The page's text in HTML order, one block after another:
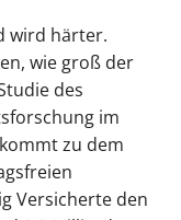
wird härter.
wie groß der
des
im
zu dem
Versicherte den